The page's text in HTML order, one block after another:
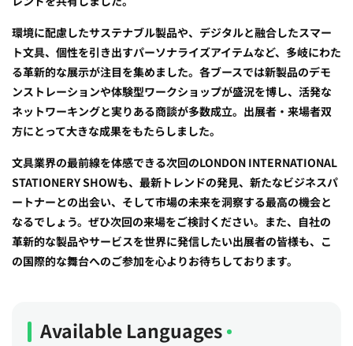
環境に配慮したサステナブル製品や、デジタルと融合したスマー
ト文具、個性を引き出すパーソナライズアイテムなど、多岐にわた
る革新的な展示が注目を集めました。各ブースでは新製品のデモ
ンストレーションや体験型ワークショップが盛況を博し、活発な
ネットワーキングと実りある商談が多数成立。出展者・来場者双
方にとって大きな成果をもたらしました。
文具業界の最前線を体感できる次回のLONDON INTERNATIONAL
STATIONERY SHOWも、最新トレンドの発見、新たなビジネスパ
ートナーとの出会い、そして市場の未来を洞察する最高の機会と
なるでしょう。ぜひ次回の来場をご検討ください。また、自社の
革新的な製品やサービスを世界に発信したい出展者の皆様も、こ
の国際的な舞台へのご参加を心よりお待ちしております。
Available Languages